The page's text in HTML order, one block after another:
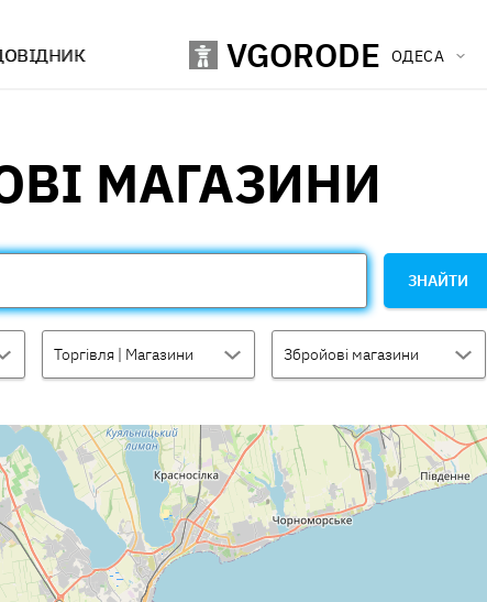
VGORODE ОДЕСА
МАГАЗИНИ
ЗНАЙТИ
Торгівля | Магазини Збройові магазини